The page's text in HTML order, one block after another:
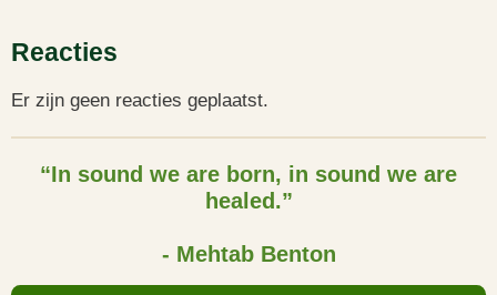
Reacties
Er zijn geen reacties geplaatst.
“In sound we are born, in sound we are
healed.”
- Mehtab Benton